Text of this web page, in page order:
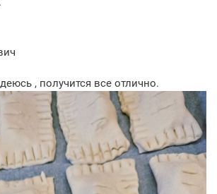
, получится все отлично.